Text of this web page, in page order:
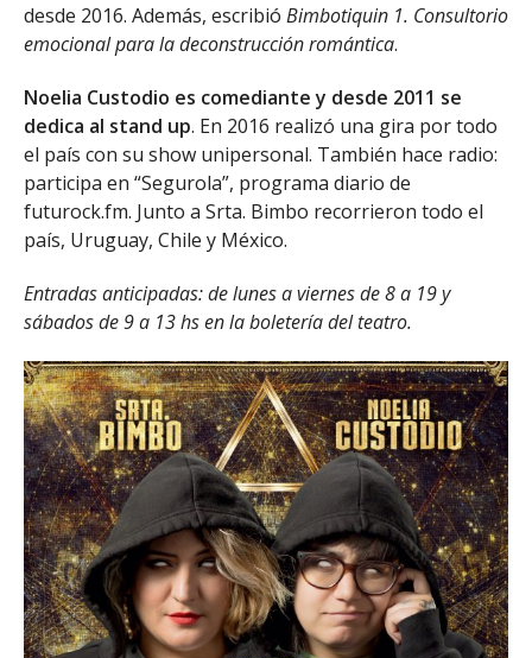
desde 2016. Además, escribió Bimbotiquin 1. Consultorio
emocional para la deconstrucción romántica.
Noelia Custodio es comediante y desde 2011 se
dedica al stand up. En 2016 realizó una gira por todo
el país con su show unipersonal. También hace radio:
participa en “Segurola”, programa diario de
futurock.fm. Junto a Srta. Bimbo recorrieron todo el
país, Uruguay, Chile y México.
Entradas anticipadas: de lunes a viernes de 8 a 19 y
sábados de 9 a 13 hs en la boletería del teatro.